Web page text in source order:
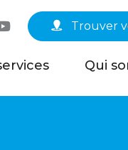
YouTube Trouver
Qui